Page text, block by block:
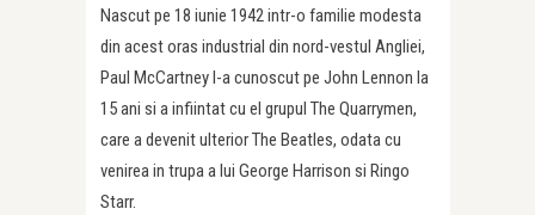
Nascut pe 18 iunie 1942 intr-o familie modesta
din acest oras industrial din nord-vestul Angliei,
Paul McCartney l-a cunoscut pe John Lennon la
15 ani si a infiintat cu el grupul The Quarrymen,
care a devenit ulterior The Beatles, odata cu
venirea in trupa a lui George Harrison si Ringo
Starr.